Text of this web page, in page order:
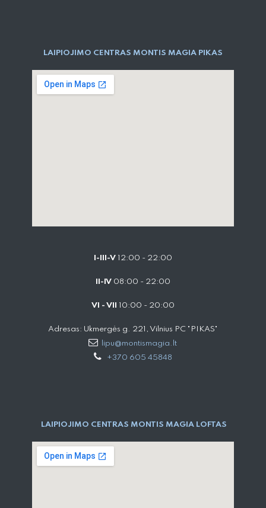
LAIPIOJIMO CENTRAS MONTIS MAGIA PIKAS
I-III-V 12:00 - 22:00
II-IV 08:00 - 22:00
VI - VII 10:00 - 20:00
Adresas: Ukmergės g. 221, Vilnius PC "PIKAS"
lipu@montismagia.lt
+370 605 45848
LAIPIOJIMO CENTRAS MONTIS MAGIA LOFTAS